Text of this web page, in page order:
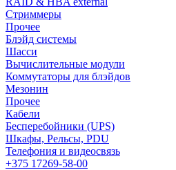
Стриммеры
Прочее
Блэйд системы
Шасси
Вычислительные модули
Коммутаторы для блэйдов
Мезонин
Прочее
Кабели
Бесперебойники (UPS)
Шкафы, Рельсы, PDU
Телефония и видеосвязь
+375 17269-58-00